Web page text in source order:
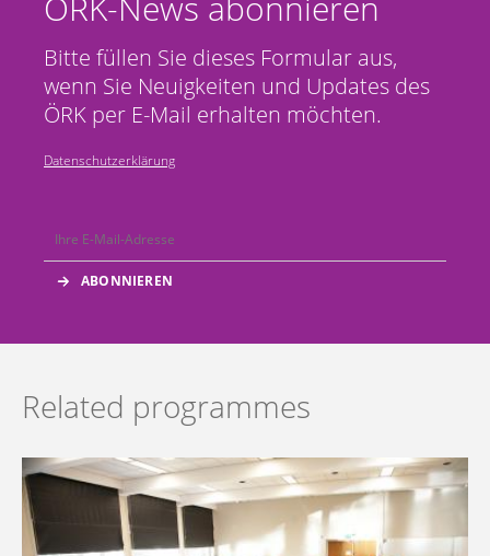
Bitte füllen Sie dieses Formular aus,
wenn Sie Neuigkeiten und Updates des
ÖRK per E-Mail erhalten möchten.
Datenschutzerklärung
Related programmes